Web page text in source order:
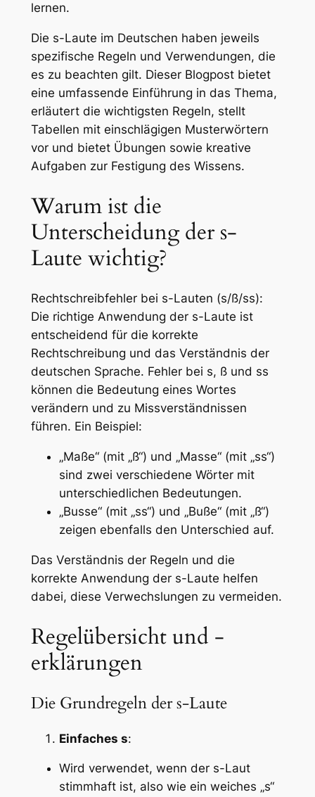
lernen.
Die s-Laute im Deutschen haben jeweils
spezifische Regeln und Verwendungen, die
es zu beachten gilt. Dieser Blogpost bietet
eine umfassende Einführung in das Thema,
erläutert die wichtigsten Regeln, stellt
Tabellen mit einschlägigen Musterwörtern
vor und bietet Übungen sowie kreative
Aufgaben zur Festigung des Wissens.
Warum ist die
Unterscheidung der s-
Laute wichtig?
Rechtschreibfehler bei s-Lauten (s/ß/ss):
Die richtige Anwendung der s-Laute ist
entscheidend für die korrekte
Rechtschreibung und das Verständnis der
deutschen Sprache. Fehler bei s, ß und ss
können die Bedeutung eines Wortes
verändern und zu Missverständnissen
führen. Ein Beispiel:
„Maße“ (mit „ß“) und „Masse“ (mit „ss“)
sind zwei verschiedene Wörter mit
unterschiedlichen Bedeutungen.
„Busse“ (mit „ss“) und „Buße“ (mit „ß“)
zeigen ebenfalls den Unterschied auf.
Das Verständnis der Regeln und die
korrekte Anwendung der s-Laute helfen
dabei, diese Verwechslungen zu vermeiden.
Regelübersicht und -
erklärungen
Die Grundregeln der s-Laute
Einfaches s:
Wird verwendet, wenn der s-Laut
stimmhaft ist, also wie ein weiches „s“